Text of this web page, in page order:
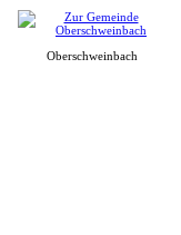
Oberschweinbach